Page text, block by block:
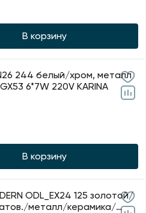
В корзину
244 белый/хром, металл
6*7W 220V KARINA
В корзину
ODL_EX24 125 золотой/
металл/керамика/